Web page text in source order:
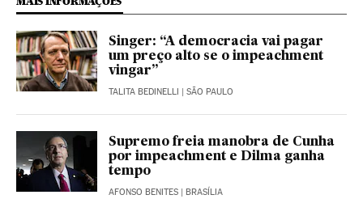
Singer: “A democracia vai pagar
um preço alto se o impeachment
vingar”
TALITA BEDINELLI | SÃO PAULO
Supremo freia manobra de Cunha
por impeachment e Dilma ganha
tempo
AFONSO BENITES | BRASÍLIA